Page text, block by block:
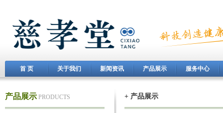
首 页 关于我们 新闻资讯 产品展示 服务中心
产品展示 PRODUCTS + 产品展示